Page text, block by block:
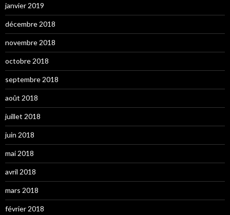
janvier 2019
décembre 2018
novembre 2018
octobre 2018
septembre 2018
août 2018
juillet 2018
juin 2018
mai 2018
avril 2018
mars 2018
février 2018